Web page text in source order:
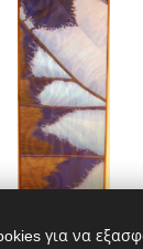
για να